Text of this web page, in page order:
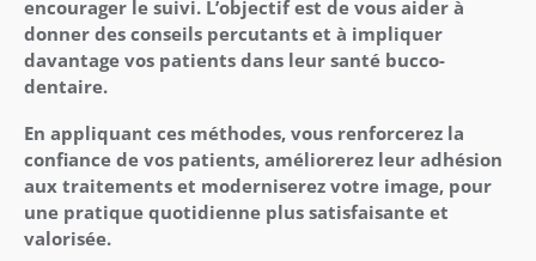
encourager le suivi. L’objectif est de vous aider à
donner des conseils percutants et à impliquer
davantage vos patients dans leur santé bucco-
dentaire.
En appliquant ces méthodes, vous renforcerez la
confiance de vos patients, améliorerez leur adhésion
aux traitements et moderniserez votre image, pour
une pratique quotidienne plus satisfaisante et
valorisée.